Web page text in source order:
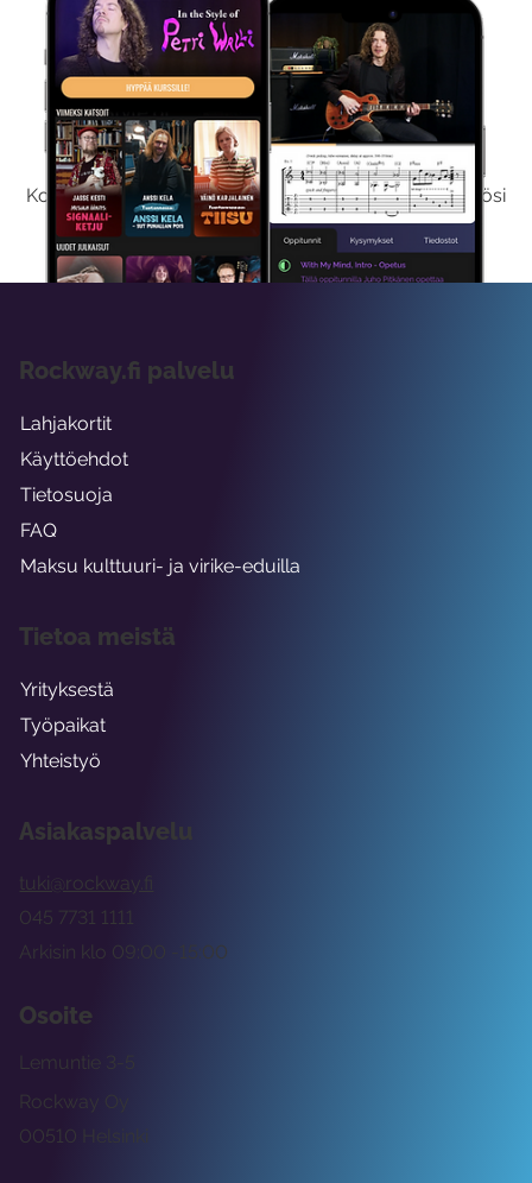
Kokeile Ilmaiseksi
Kokeilemalla ilmaiseksi saat koko sisältömme käyttöösi
viikon ajaksi.
Asiakaspalvelu
tuki@rockway.fi
Arkisin klo 09:00 -15:00
045 7731 1111
Osoite
Rockway Oy
Lemuntie 3-5
00510 Helsinki
Rockway.fi palvelu
Lahjakortit
Käyttöehdot
Tietosuoja
FAQ
Maksu kulttuuri- ja virike-eduilla
Tietoa meistä
Yrityksestä
Työpaikat
Yhteistyö